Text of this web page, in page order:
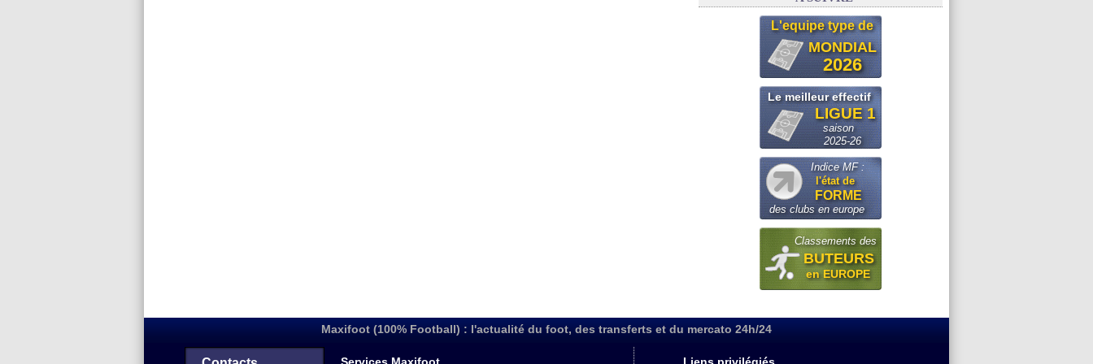
L'equipe type de
MONDIAL
2026
Le meilleur effectif
LIGUE 1
saison
2025-26
Indice MF :
l'état de
FORME
des clubs en europe
Classements des
BUTEURS
en EUROPE
Maxifoot (100% Football) : l'actualité du foot, des transferts et du mercato 24h/24